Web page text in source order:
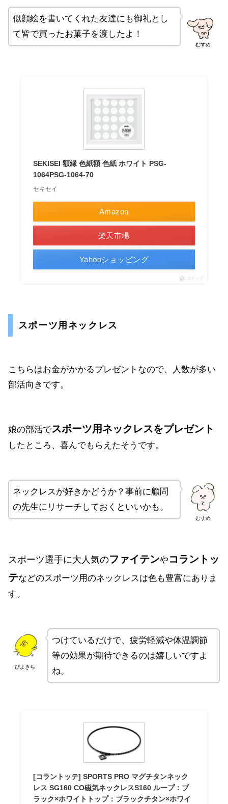
むすめ
似顔絵を書いてくれた友達にも御礼とし
て皆で買ったお菓子を渡したよ！
SEKISEI 額縁 色紙額 色紙 ホワイト PSG-
1064PSG-1064-70
セキセイ
Amazon
楽天市場
Yahooショッピング
ポチップ
スポーツ用ネックレス
こちらはお金がかかるプレゼントなので、人数が多い
部活向きです。
娘の部活でスポーツ用ネックレスをプレゼント
したところ、喜んでもらえたそうです。
むすめ
ネックレスが好きかどうか？事前に顧問
の先生にリサーチしておくといいかも。
スポーツ選手に大人気のファイテンやコラントッ
テなどのスポーツ用のネックレスは色も豊富にありま
す。
ぴよきち
つけているだけで、疲労軽減や体温調節
等の効果が期待できるのは嬉しいですよ
ね。
[コラントッテ] SPORTS PRO マグチタンネック
レス SG160 CO磁気ネックレスS160 ループ：ブ
ラック×ホワイトトップ：ブラックチタン×ホワイ